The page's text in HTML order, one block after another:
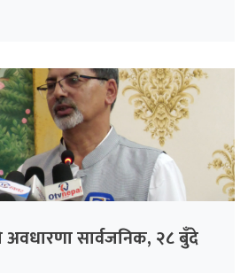
अवधारणा सार्वजनिक, २८ बुँदे